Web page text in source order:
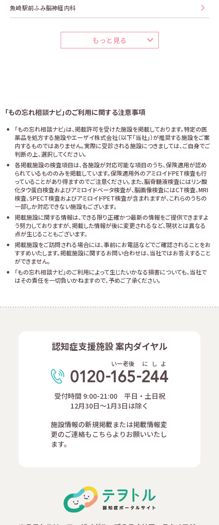
魚崎駅前ふみ脳神経内科
もっと見る
「もの忘れ相談ナビ」のご利用に関する注意事項
「もの忘れ相談ナビ」は、掲載許可を受けた施設を掲載しております。特定の医
薬品を処方する施設やエーザイ株式会社（以下「当社」）が推奨する施設をご案
内するものではありません。実際に受診される施設につきましては、ご自身でご
判断の上、選択してください。
各掲載施設の検査項目は、各施設が対応可能な項目のうち、保険適用が認め
られているもののみを掲載しています。保険適用外のアミロイドPET検査も行
っていることがあり得ますのでご注意ください。また、脳脊髄液検査にはリン酸
化タウ蛋白検査およびアミロイドベータ検査が、脳画像検査にはCT検査、MRI
検査、SPECT検査およびアミロイドPET検査が含まれますが、これらのうちの
一部しか対応できない施設もございます。
掲載施設に関する情報は、できる限り正確かつ最新の情報をご提供できますよ
う努力しておりますが、掲載した情報が後に変更されるなど、現状とは異なる
点が生じることもございます。
掲載施設をご訪問される場合には、事前にお電話などでご確認されることをお
すすめいたします。掲載施設に関するお問い合わせは、当社ではお答えすること
ができません。
「もの忘れ相談ナビ」のご利用によって生じたいかなる損害についても、当社で
はその責任を一切負いかねますので、予めご了承ください。
認知症支援施設 案内ダイヤル
いー老後 に し よ
受付時間 9:00-21:00 平日・土日祝
12月30日～1月3日は除く
施設情報の新規掲載または掲載情報変
更のご連絡もこちらよりお願いいたし
ます。